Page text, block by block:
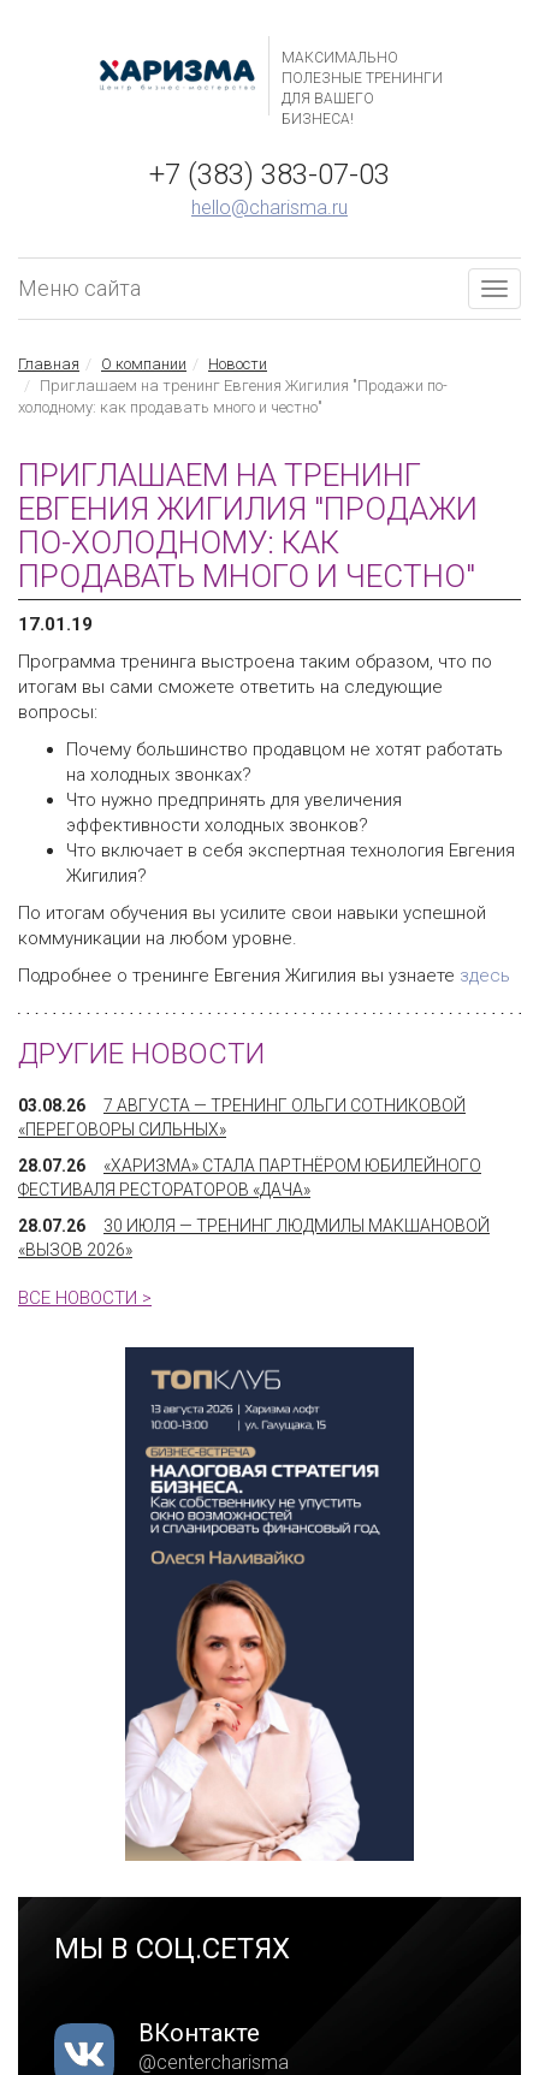
МАКСИМАЛЬНО
ПОЛЕЗНЫЕ ТРЕНИНГИ
ДЛЯ ВАШЕГО
БИЗНЕСА!
+7 (383) 383-07-03
hello@charisma.ru
Меню сайта
Главная О компании
Новости
Приглашаем на тренинг Евгения Жигилия "Продажи по-
холодному: как продавать много и честно"
ПРИГЛАШАЕМ НА ТРЕНИНГ
ЕВГЕНИЯ ЖИГИЛИЯ "ПРОДАЖИ
ПО-ХОЛОДНОМУ: КАК
ПРОДАВАТЬ МНОГО И ЧЕСТНО"
17.01.19
Программа тренинга выстроена таким образом, что по
итогам вы сами сможете ответить на следующие
вопросы:
Почему большинство продавцом не хотят работать
на холодных звонках?
Что нужно предпринять для увеличения
эффективности холодных звонков?
Что включает в себя экспертная технология Евгения
Жигилия?
По итогам обучения вы усилите свои навыки успешной
коммуникации на любом уровне.
Подробнее о тренинге Евгения Жигилия вы узнаете здесь
ДРУГИЕ НОВОСТИ
03.08.26
7 АВГУСТА — ТРЕНИНГ ОЛЬГИ СОТНИКОВОЙ
«ПЕРЕГОВОРЫ СИЛЬНЫХ»
28.07.26
«ХАРИЗМА» СТАЛА ПАРТНЁРОМ ЮБИЛЕЙНОГО
ФЕСТИВАЛЯ РЕСТОРАТОРОВ «ДАЧА»
28.07.26
30 ИЮЛЯ — ТРЕНИНГ ЛЮДМИЛЫ МАКШАНОВОЙ
«ВЫЗОВ 2026»
ВСЕ НОВОСТИ >
МЫ В СОЦ.СЕТЯХ
ВКонтакте
@centercharisma